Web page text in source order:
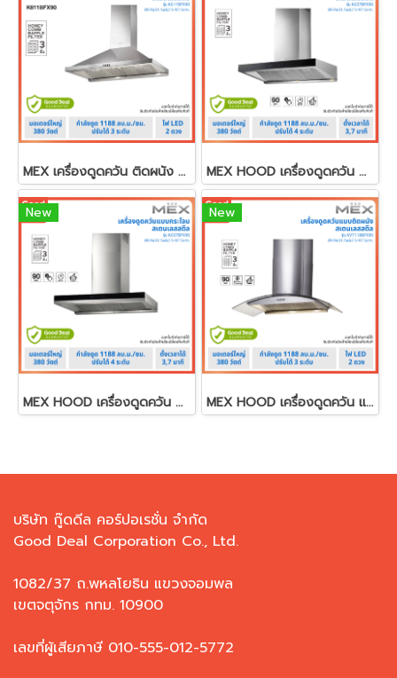
MEX เครื่องดูดควัน ติดผนัง ขนาด 90 ซม. รุ่น K611BFX90 MEX HOOD เครื่องดูดควัน ติดผนัง 90cm. K638BFX90
New
MEX HOOD เครื่องดูดควัน ติดผนัง 90cm. K637BFX90
New
MEX HOOD เครื่องดูดควัน แบบติดผนัง 90cm. รุ่น KV7118BFX90
บริษัท กู๊ดดีล คอร์ปอเรชั่น จำกัด
Good Deal Corporation Co., Ltd.
1082/37 ถ.พหลโยธิน แขวงจอมพล
เขตจตุจักร กทม. 10900
เลขที่ผู้เสียภาษี 010-555-012-5772